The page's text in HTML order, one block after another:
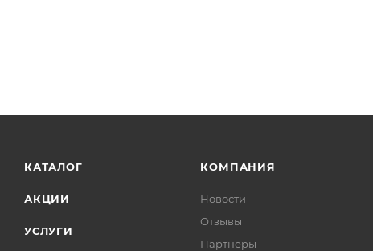
КАТАЛОГ
АКЦИИ
УСЛУГИ
КОМПАНИЯ
Новости
Отзывы
Партнеры